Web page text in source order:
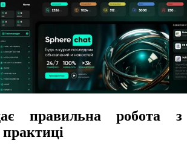
правильна робота з